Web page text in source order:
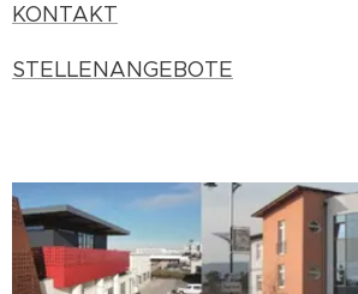
KONTAKT
STELLENANGEBOTE